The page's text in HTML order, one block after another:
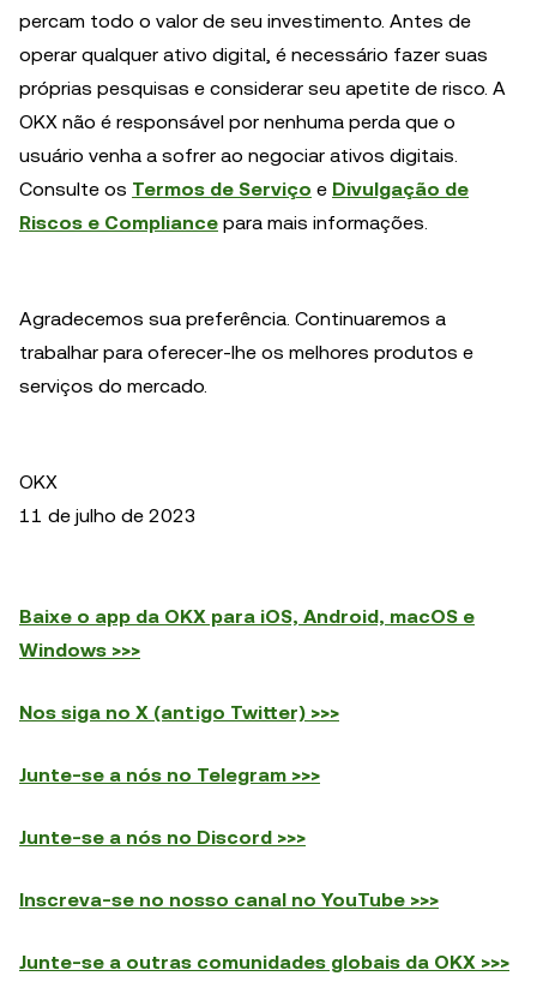
percam todo o valor de seu investimento. Antes de
operar qualquer ativo digital, é necessário fazer suas
próprias pesquisas e considerar seu apetite de risco. A
OKX não é responsável por nenhuma perda que o
usuário venha a sofrer ao negociar ativos digitais.
Consulte os Termos de Serviço e Divulgação de
Riscos e Compliance para mais informações.
Agradecemos sua preferência. Continuaremos a
trabalhar para oferecer-lhe os melhores produtos e
serviços do mercado.
OKX
11 de julho de 2023
Baixe o app da OKX para iOS, Android, macOS e
Windows >>>
Nos siga no X (antigo Twitter) >>>
Junte-se a nós no Telegram >>>
Junte-se a nós no Discord >>>
Inscreva-se no nosso canal no YouTube >>>
Junte-se a outras comunidades globais da OKX >>>